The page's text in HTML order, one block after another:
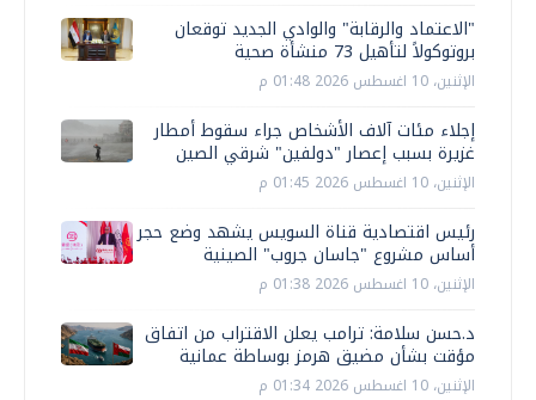
"الاعتماد والرقابة" والوادي الجديد توقعان
بروتوكولاً لتأهيل 73 منشأة صحية
الإثنين، 10 اغسطس 2026 01:48 م
إجلاء مئات آلاف الأشخاص جراء سقوط أمطار
غزيرة بسبب إعصار "دولفين" شرقي الصين
الإثنين، 10 اغسطس 2026 01:45 م
رئيس اقتصادية قناة السويس يشهد وضع حجر
أساس مشروع "جاسان جروب" الصينية
الإثنين، 10 اغسطس 2026 01:38 م
د.حسن سلامة: ترامب يعلن الاقتراب من اتفاق
مؤقت بشأن مضيق هرمز بوساطة عمانية
الإثنين، 10 اغسطس 2026 01:34 م